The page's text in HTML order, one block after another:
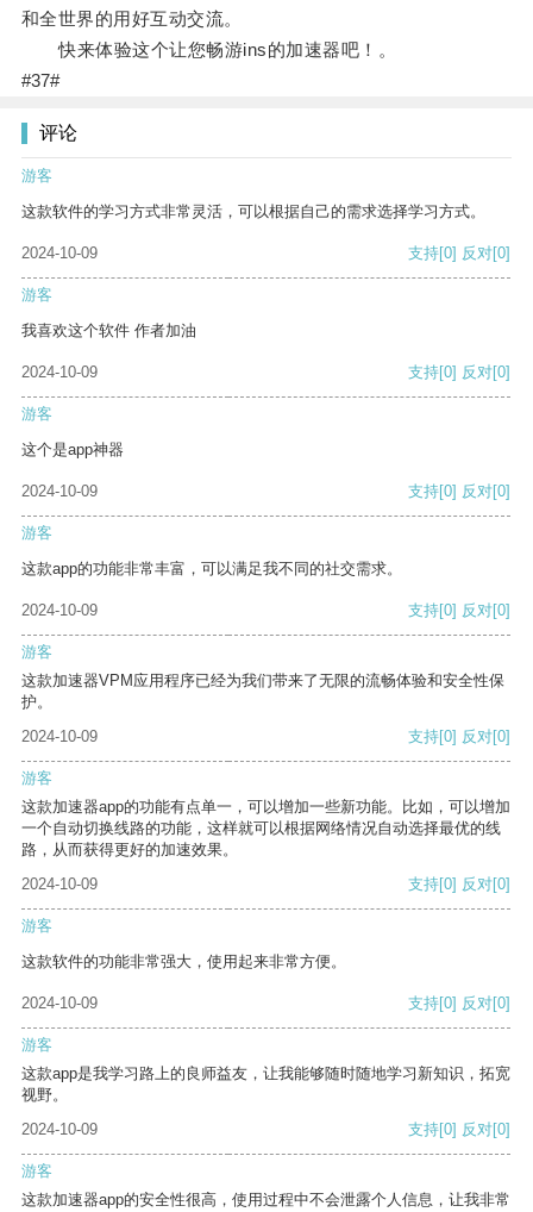
和全世界的用好互动交流。
快来体验这个让您畅游ins的加速器吧！。
#37#
评论
游客
这款软件的学习方式非常灵活，可以根据自己的需求选择学习方式。
2024-10-09 支持[0] 反对[0]
游客
我喜欢这个软件 作者加油
2024-10-09 支持[0] 反对[0]
游客
这个是app神器
2024-10-09 支持[0] 反对[0]
游客
这款app的功能非常丰富，可以满足我不同的社交需求。
2024-10-09 支持[0] 反对[0]
游客
这款加速器VPM应用程序已经为我们带来了无限的流畅体验和安全性保
护。
2024-10-09
支持[0] 反对[0]
游客
这款加速器app的功能有点单一，可以增加一些新功能。比如，可以增加
一个自动切换线路的功能，这样就可以根据网络情况自动选择最优的线
路，从而获得更好的加速效果。
2024-10-09
支持[0] 反对[0]
游客
这款软件的功能非常强大，使用起来非常方便。
2024-10-09 支持[0] 反对[0]
游客
这款app是我学习路上的良师益友，让我能够随时随地学习新知识，拓宽
视野。
2024-10-09
支持[0] 反对[0]
游客
这款加速器app的安全性很高，使用过程中不会泄露个人信息，让我非常